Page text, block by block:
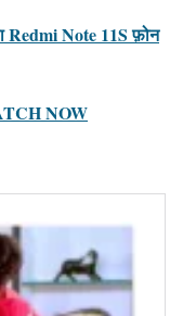
Redmi Note 11S फ़ोन
NOW